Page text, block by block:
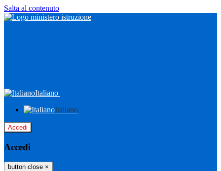
Salta al contenuto
Italiano
Italiano
Accedi
Accedi
button close ×